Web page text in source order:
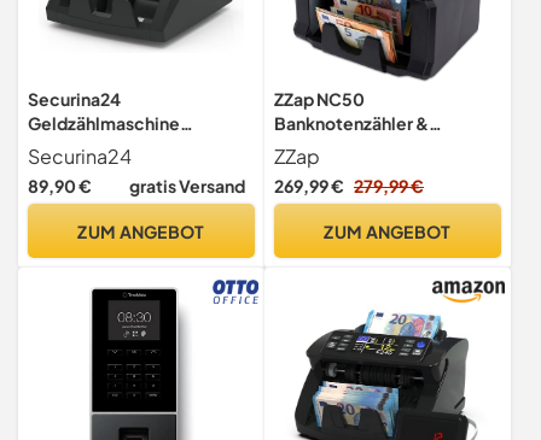
Securina24
Geldzählmaschine
Wertzähler für Einzelsorten
Geldzähler
Banknotenzähler SR3900
Securina24
89,90 € gratis Versand
ZUM ANGEBOT
ZZap NC50
Banknotenzähler &
Falschgeld-Detektor -
Wertzähler für gemischte
Stückelungen – Bargeld-
ZZap
269,99 € 279,99 €
ZUM ANGEBOT